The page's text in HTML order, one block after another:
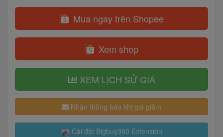
Mua ngay trên Shopee
Xem shop
XEM LỊCH SỬ GIÁ
Nhận thông báo khi giá giảm
Cài đặt Bigbuy360 Extension